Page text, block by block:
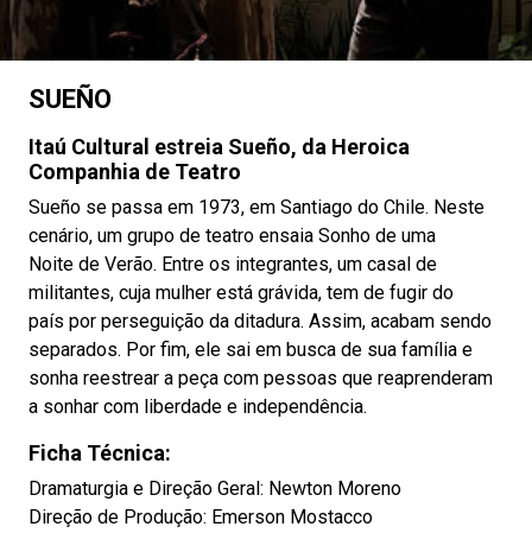
SUEÑO
Itaú Cultural estreia Sueño, da Heroica
Companhia de Teatro
Sueño se passa em 1973, em Santiago do Chile. Neste
cenário, um grupo de teatro ensaia Sonho de uma
Noite de Verão. Entre os integrantes, um casal de
militantes, cuja mulher está grávida, tem de fugir do
país por perseguição da ditadura. Assim, acabam sendo
separados. Por fim, ele sai em busca de sua família e
sonha reestrear a peça com pessoas que reaprenderam
a sonhar com liberdade e independência.
Ficha Técnica:
Dramaturgia e Direção Geral: Newton Moreno
Direção de Produção: Emerson Mostacco